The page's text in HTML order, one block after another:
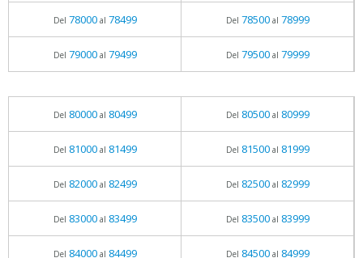
Del 78000al 78499 Del 78500al 78999
Del 79000al 79499 Del 79500al 79999
Del 80000al 80499 Del 80500al 80999
Del 81000al 81499 Del 81500al 81999
Del 82000al 82499 Del 82500al 82999
Del 83000al 83499 Del 83500al 83999
Del 84000al 84499 Del 84500al 84999